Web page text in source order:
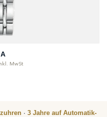
MwSt
· 3 Jahre auf Automatik-